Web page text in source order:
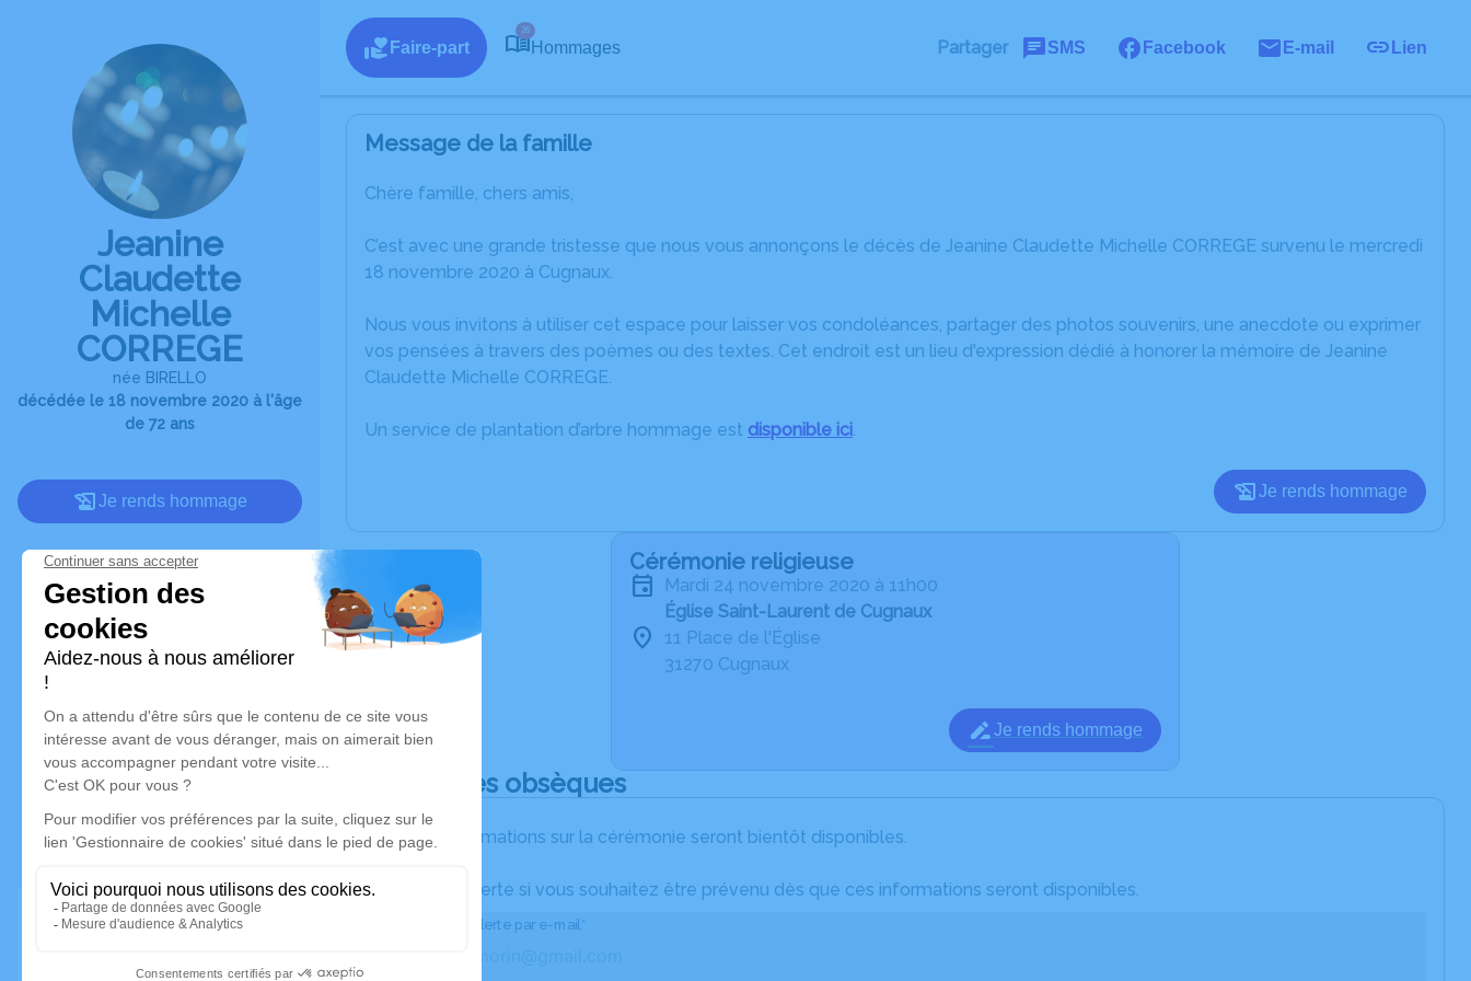
Jeanine
Claudette
Michelle
CORREGE
née BIRELLO
décédée le 18 novembre 2020 à l'âge
de 72 ans
Je rends hommage
Faire-part
26
Hommages Partager SMS Facebook E-mail Lien
Message de la famille
Chère famille, chers amis,
C’est avec une grande tristesse que nous vous annonçons le décès de Jeanine Claudette Michelle CORREGE survenu le mercredi
18 novembre 2020 à Cugnaux.
Nous vous invitons à utiliser cet espace pour laisser vos condoléances, partager des photos souvenirs, une anecdote ou exprimer
vos pensées à travers des poèmes ou des textes. Cet endroit est un lieu d'expression dédié à honorer la mémoire de Jeanine
Claudette Michelle CORREGE.
Un service de plantation d’arbre hommage est disponible ici.
Je rends hommage
Cérémonie religieuse
mardi 24 novembre 2020 à 11h00
Église Saint-Laurent de Cugnaux
11 Place de l'Église
31270 Cugnaux
Je rends hommage
Déroulé des obsèques
Les informations sur la cérémonie seront bientôt disponibles.
Activez une alerte si vous souhaitez être prévenu dès que ces informations seront disponibles.
Recevoir une alerte par e-mail*